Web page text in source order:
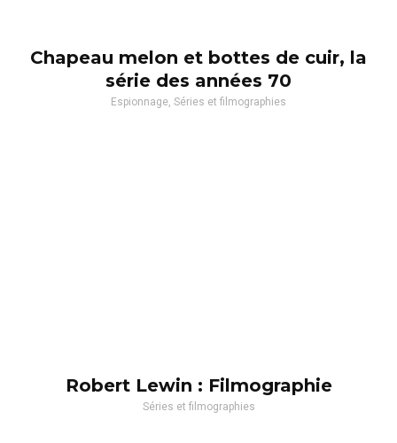
Chapeau melon et bottes de cuir, la
série des années 70
Espionnage, Séries et filmographies
Robert Lewin : Filmographie
Séries et filmographies